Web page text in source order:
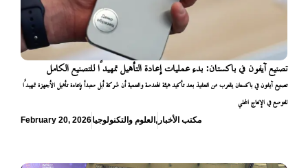
تصنيع آيفون في باكستان: بدء عمليات إعادة التأهيل تمهيدًا للتصنيع الكامل
تصنيع آيفون في باكستان يقترب من التنفيذ بعد تأكيد هيئة الهندسة والتنمية أن شركة أبل ستبدأ بإعادة تأهيل الأجهزة تمهيدًا
للتوسع في الإنتاج المحلي
February 20, 2026العلوم والتكنولوجيا , مكتب الأخبار